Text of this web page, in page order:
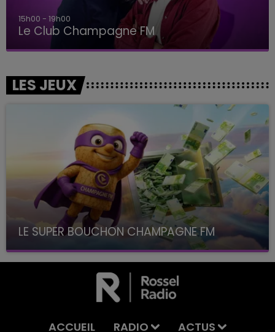
15h00 - 19h00
Le Club Champagne FM
LES JEUX
LE SUPER BOUCHON CHAMPAGNE FM
avec La Famille Champagne FM, à 8H10
ACCUEIL RADIO ACTUS